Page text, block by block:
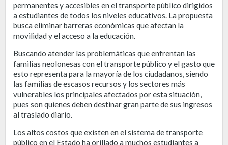
permanentes y accesibles en el transporte público dirigidos
a estudiantes de todos los niveles educativos. La propuesta
busca eliminar barreras económicas que afectan la
movilidad y el acceso a la educación.
Buscando atender las problemáticas que enfrentan las
familias neolonesas con el transporte público y el gasto que
esto representa para la mayoría de los ciudadanos, siendo
las familias de escasos recursos y los sectores más
vulnerables los principales afectados por esta situación,
pues son quienes deben destinar gran parte de sus ingresos
al traslado diario.
Los altos costos que existen en el sistema de transporte
público en el Estado ha orillado a muchos estudiantes a